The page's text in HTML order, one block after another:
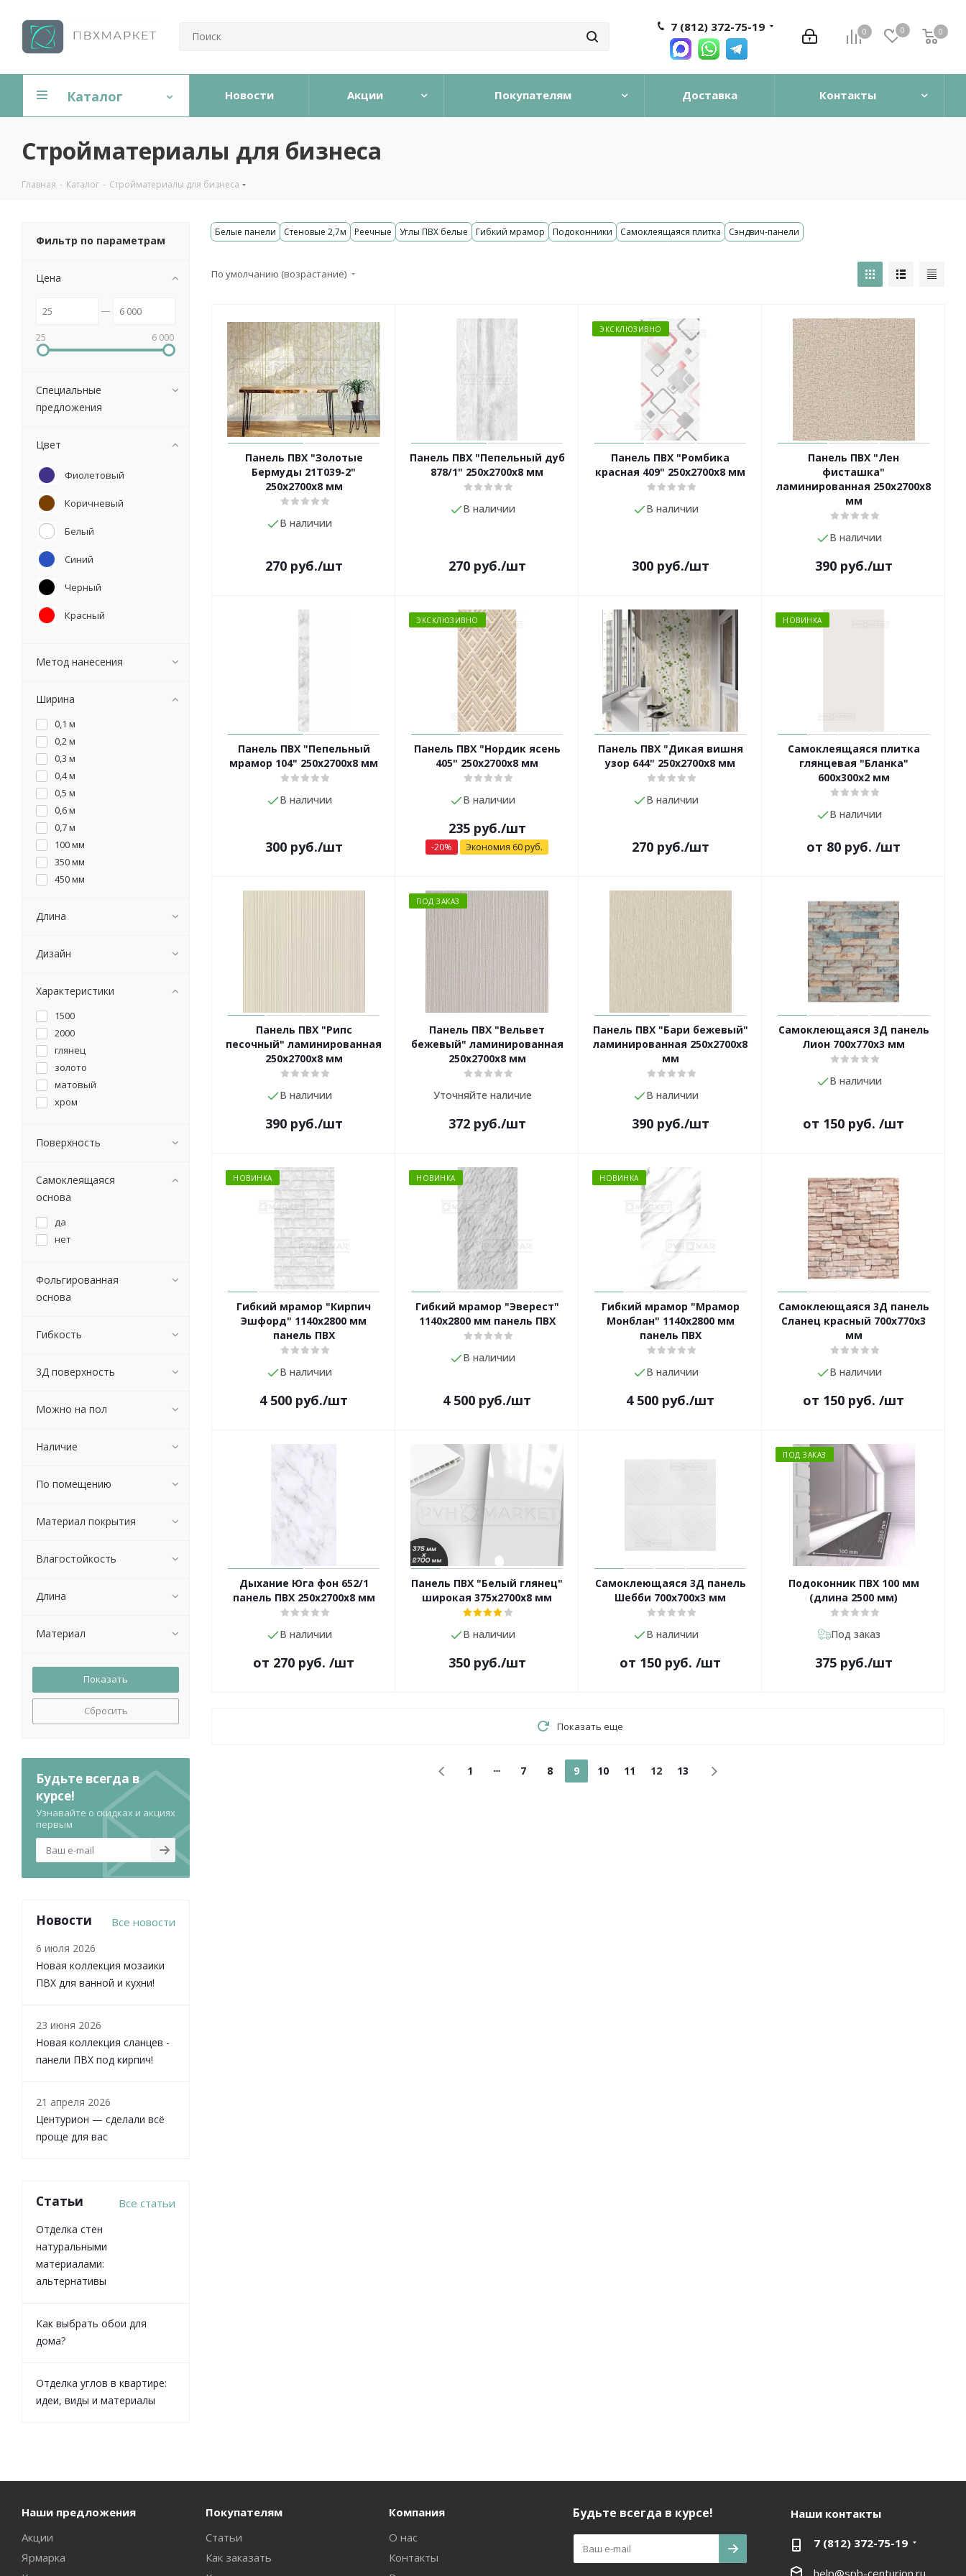
0 0 0
0
7 (812) 372-75-19
Каталог Новости Акции Покупателям Доставка Контакты
Стройматериалы для бизнеса
Главная - Каталог - Стройматериалы для бизнеса
Белые панели Стеновые 2,7м Реечные Углы ПВХ белые Гибкий мрамор Подоконники Самоклеящаяся плитка Сэндвич-панели
По умолчанию (возрастание)
Панель ПВХ "Золотые
Бермуды 21Т039-2"
250х2700х8 мм
В наличии
270руб./шт
Панель ПВХ "Пепельный дуб
878/1" 250х2700х8 мм
В наличии
270руб./шт
ЭКСКЛЮЗИВНО
Панель ПВХ "Ромбика
красная 409" 250х2700х8 мм
В наличии
300руб./шт
Панель ПВХ "Лен
фисташка"
ламинированная 250х2700х8
мм
В наличии
390руб./шт
Панель ПВХ "Пепельный
мрамор 104" 250х2700х8 мм
В наличии
300руб./шт
ЭКСКЛЮЗИВНО
Панель ПВХ "Нордик ясень
405" 250х2700х8 мм
В наличии
235руб./шт
-20% Экономия 60 руб.
Панель ПВХ "Дикая вишня
узор 644" 250х2700х8 мм
В наличии
270руб./шт
НОВИНКА
Самоклеящаяся плитка
глянцевая "Бланка"
600х300х2 мм
В наличии
от 80 руб. /шт
Панель ПВХ "Рипс
песочный" ламинированная
250х2700х8 мм
В наличии
390руб./шт
ПОД ЗАКАЗ
Панель ПВХ "Вельвет
бежевый" ламинированная
250х2700х8 мм
Уточняйте наличие
372руб./шт
Панель ПВХ "Бари бежевый"
ламинированная 250х2700х8
мм
В наличии
390руб./шт
Самоклеющаяся 3Д панель
Лион 700х770х3 мм
В наличии
от 150 руб. /шт
НОВИНКА
Гибкий мрамор "Кирпич
Эшфорд" 1140х2800 мм
панель ПВХ
В наличии
4 500 руб./шт
НОВИНКА
Гибкий мрамор "Эверест"
1140х2800 мм панель ПВХ
В наличии
4 500 руб./шт
НОВИНКА
Гибкий мрамор "Мрамор
Монблан" 1140х2800 мм
панель ПВХ
В наличии
4 500 руб./шт
Самоклеющаяся 3Д панель
Сланец красный 700х770х3
мм
В наличии
от 150 руб. /шт
Дыхание Юга фон 652/1
панель ПВХ 250х2700х8 мм
В наличии
от 270 руб. /шт
Панель ПВХ "Белый глянец"
широкая 375х2700х8 мм
В наличии
350руб./шт
Самоклеющаяся 3Д панель
Шебби 700х700х3 мм
В наличии
от 150 руб. /шт
ПОД ЗАКАЗ
Подоконник ПВХ 100 мм
(длина 2500 мм)
Под заказ
375руб./шт
Показать еще
1 7 8 9 10 11 12 13
Фильтр по параметрам
Цена
25 6 000
Специальные
предложения
Цвет
Фиолетовый
Коричневый
Белый
Синий
Черный
Красный
Бежевый
Зеленый
Голубой
Золотой
Перламутр
Розовый
Серебро
Метод нанесения
Ширина
0,1 м
0,2 м
0,3 м
0,4 м
0,5 м
0,6 м
0,7 м
100 мм
350 мм
450 мм
550 мм
Длина
Дизайн
Характеристики
1500
2000
глянец
золото
матовый
хром
Поверхность
Самоклеящаяся
основа
да
нет
Фольгированная
основа
Гибкость
3Д поверхность
Можно на пол
Наличие
По помещению
Материал покрытия
Влагостойкость
Длина
Материал
Сбросить
Будьте всегда в
курсе!
Узнавайте о скидках и акциях
первым
Новости Все новости
6 июля 2026
Новая коллекция мозаики
ПВХ для ванной и кухни!
23 июня 2026
Новая коллекция сланцев -
панели ПВХ под кирпич!
21 апреля 2026
Центурион — сделали всё
проще для вас
Статьи Все статьи
Отделка стен
натуральными
материалами:
альтернативы
Как выбрать обои для
дома?
Отделка углов в квартире:
идеи, виды и материалы
Наши предложения
Акции
Ярмарка
Покупателям
Статьи
Как заказать
Компания
О нас
Контакты
Будьте всегда в курсе! Наши контакты
7 (812) 372-75-19
help@spb-centurion.ru